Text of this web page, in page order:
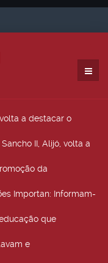
a destacar o
II, Alijó, volta a
da
Importan: Informam-
que
e